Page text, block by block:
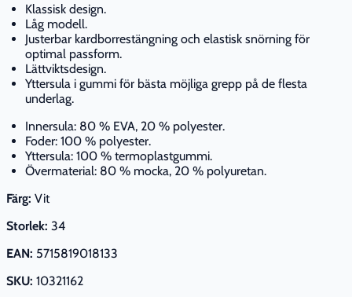
Klassisk design.
Låg modell.
Justerbar kardborrestängning och elastisk snörning för
optimal passform.
Lättviktsdesign.
Yttersula i gummi för bästa möjliga grepp på de flesta
underlag.
Innersula: 80 % EVA, 20 % polyester.
Foder: 100 % polyester.
Yttersula: 100 % termoplastgummi.
Övermaterial: 80 % mocka, 20 % polyuretan.
Färg: Vit
Storlek: 34
EAN: 5715819018133
SKU: 10321162